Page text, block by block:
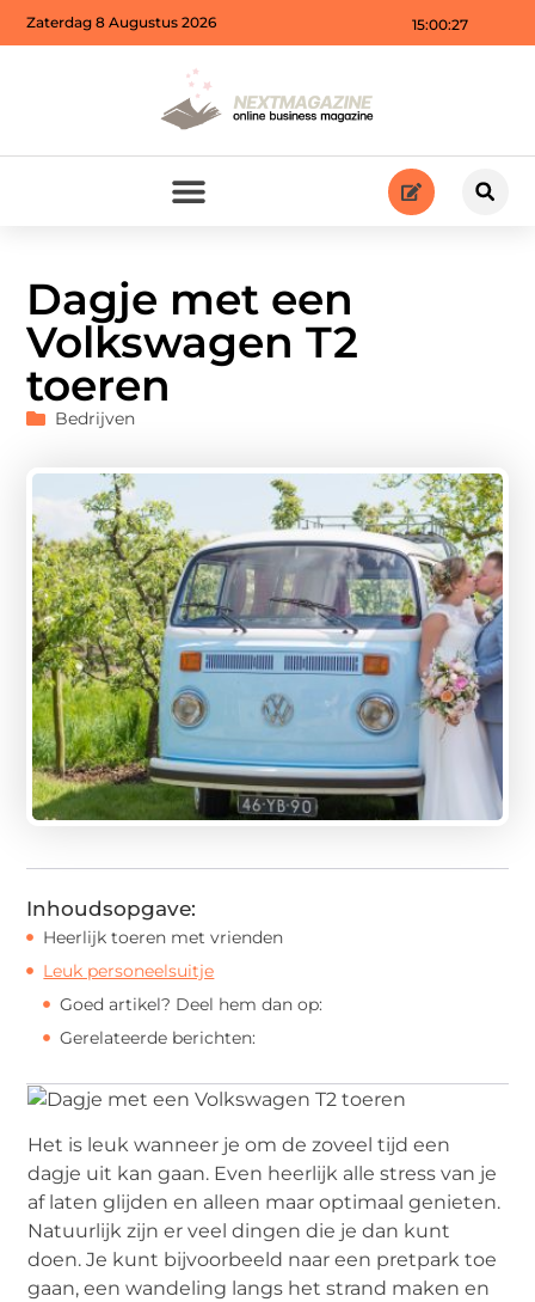
15:00:29
Zaterdag 8 Augustus 2026
Dagje met een
Volkswagen T2
toeren
Bedrijven
Inhoudsopgave:
Heerlijk toeren met vrienden
Leuk personeelsuitje
Goed artikel? Deel hem dan op:
Gerelateerde berichten:
Het is leuk wanneer je om de zoveel tijd een
dagje uit kan gaan. Even heerlijk alle stress van je
af laten glijden en alleen maar optimaal genieten.
Natuurlijk zijn er veel dingen die je dan kunt
doen. Je kunt bijvoorbeeld naar een pretpark toe
gaan, een wandeling langs het strand maken en